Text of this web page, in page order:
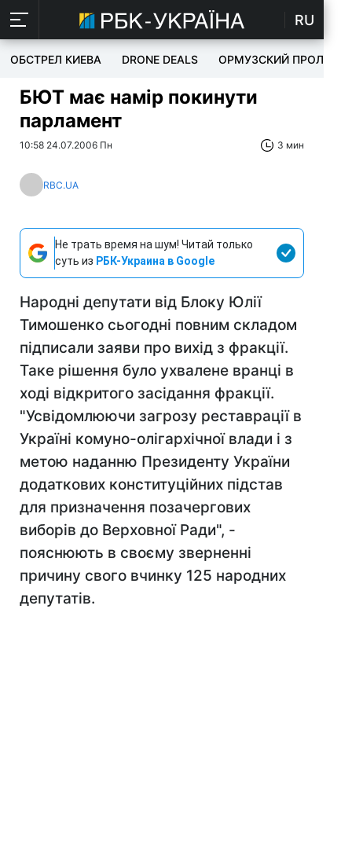
RU
ОБСТРЕЛ КИЕВА DRONE DEALS ОРМУЗСКИЙ ПРОЛИВ
БЮТ має намір покинути
парламент
10:58 24.07.2006 Пн 3 мин
RBC.UA
Не трать время на шум! Читай только
суть из РБК-Украина в Google
Народні депутати від Блоку Юлії
Тимошенко сьогодні повним складом
підписали заяви про вихід з фракції.
Таке рішення було ухвалене вранці в
ході відкритого засідання фракції.
"Усвідомлюючи загрозу реставрації в
Україні комуно-олігархічної влади і з
метою наданню Президенту України
додаткових конституційних підстав
для призначення позачергових
виборів до Верховної Ради", -
пояснюють в своєму зверненні
причину свого вчинку 125 народних
депутатів.